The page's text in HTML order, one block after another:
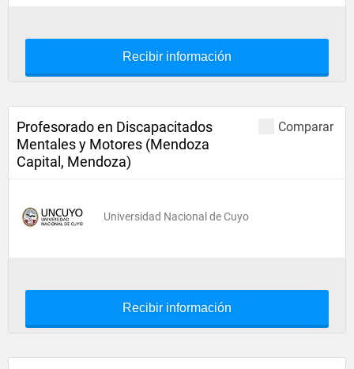
Recibir información
Comparar
Profesorado en Discapacitados
Mentales y Motores (Mendoza
Capital, Mendoza)
Universidad Nacional de Cuyo
Recibir información